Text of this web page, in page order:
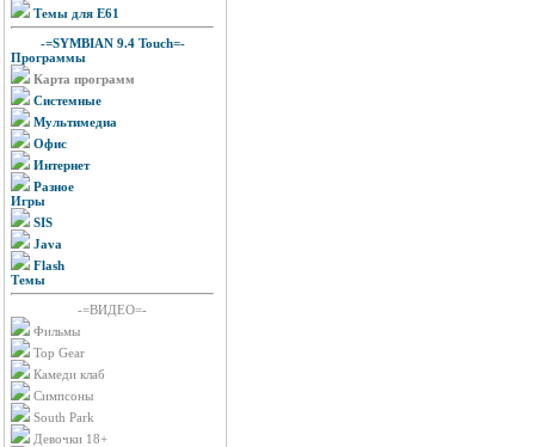
Темы для E61
-=SYMBIAN 9.4 Touch=-
Программы
Карта программ
Системные
Мультимедиа
Офис
Интернет
Разное
Игры
SIS
Java
Flash
Темы
-=ВИДЕО=-
Фильмы
Top Gear
Камеди клаб
Симпсоны
South Park
Девочки 18+